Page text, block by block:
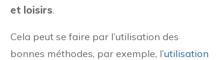
et loisirs.
Cela peut se faire par l’utilisation des
bonnes méthodes, par exemple, l’utilisation